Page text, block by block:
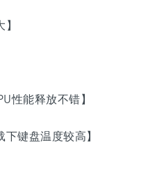
性能释放不错】
下键盘温度较高】